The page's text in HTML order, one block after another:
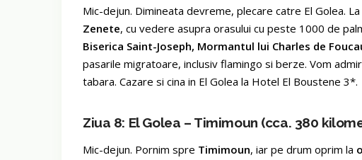
Mic-dejun. Dimineata devreme, plecare catre El Golea.
Zenete, cu vedere asupra orasului cu peste 1000 de
Biserica Saint-Joseph, Mormantul lui Charles de
pasarile migratoare, inclusiv flamingo si berze. Vom
tabara. Cazare si cina in El Golea la Hotel El Boustene 3*.
Ziua 8: El Golea – Timimoun (cca. 380
Mic-dejun. Pornim spre Timimoun, iar pe drum oprim la